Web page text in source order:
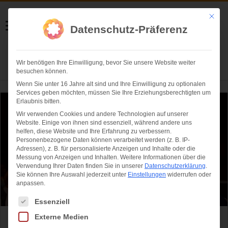
Helmut Swoboda
Fotografie
Herzlich willkommen
Ein rauschendes Fest zum 60. Jubiläum der
Mit
Datenschutz-Präferenz
Wir benötigen Ihre Einwilligung, bevor Sie unsere Website weiter
besuchen können.
Wenn Sie unter 16 Jahre alt sind und Ihre Einwilligung zu optionalen
Services geben möchten, müssen Sie Ihre Erziehungsberechtigten um
Erlaubnis bitten.
Wir verwenden Cookies und andere Technologien auf unserer
Website. Einige von ihnen sind essenziell, während andere uns
helfen, diese Website und Ihre Erfahrung zu verbessern.
Personenbezogene Daten können verarbeitet werden (z. B. IP-
Adressen), z. B. für personalisierte Anzeigen und Inhalte oder die
Messung von Anzeigen und Inhalten. Weitere Informationen über die
Verwendung Ihrer Daten finden Sie in unserer Datenschutzerklärung.
Sie können Ihre Auswahl jederzeit unter Einstellungen widerrufen oder
anpassen.
Es folgt eine Liste der Service-Gruppen, für die eine Einwilligung
Essenziell
Externe Medien